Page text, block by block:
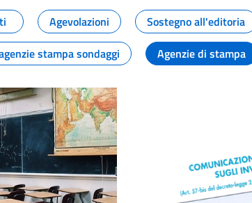
pagina Notizie
Agevolazioni Sostegno all'editoria
stampa sondaggi Agenzie di stampa